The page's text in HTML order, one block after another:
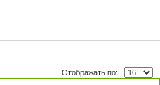
Отображать по: